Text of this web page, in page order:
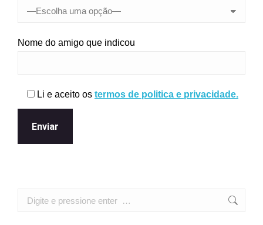
Nome do amigo que indicou
Li e aceito os termos de politica e privacidade.
Search: